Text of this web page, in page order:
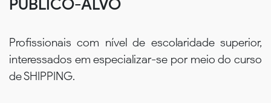
PÚBLICO-ALVO
Profissionais com nível de escolaridade superior,
interessados em especializar-se por meio do curso
de SHIPPING.